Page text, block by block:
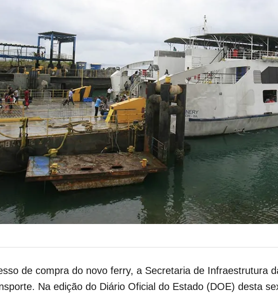
de compra do novo ferry, a Secretaria de Infraestrutura
Na edição do Diário Oficial do Estado (DOE) desta